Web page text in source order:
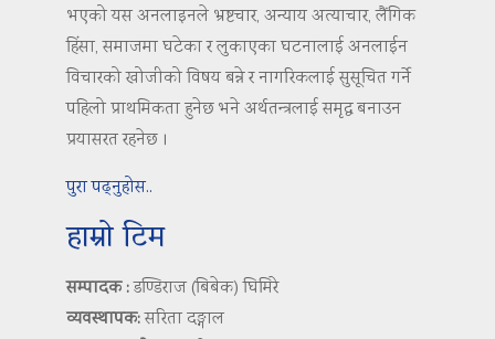
भएको यस अनलाइनले भ्रष्टचार, अन्याय अत्याचार, लैंगिक
हिंसा, समाजमा घटेका र लुकाएका घटनालाई अनलाईन
विचारको खोजीको विषय बन्ने र नागरिकलाई सुसूचित गर्ने
पहिलो प्राथमिकता हुनेछ भने अर्थतन्त्रलाई समृद्ध बनाउन
प्रयासरत रहनेछ ।
पुरा पढ्नुहोस..
हाम्रो टिम
सम्पादक :डण्डिराज (बिबेक) घिमिरे
व्यवस्थापक:सरिता दङ्गाल